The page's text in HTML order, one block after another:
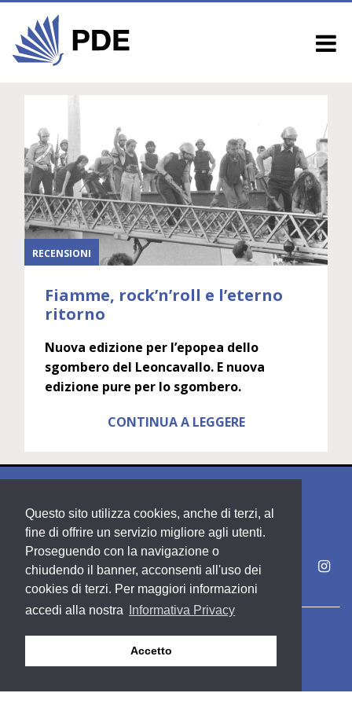
Questo sito utilizza cookies, anche di terzi, al
fine di offrire un servizio migliore agli utenti.
Proseguendo con la navigazione o
chiudendo il banner, acconsenti all'uso dei
cookies di terzi. Per maggiori informazioni
accedi alla nostra
Informativa Privacy
Accetto
RECENSIONI
Fiamme, rock’n’roll e l’eterno
ritorno
Nuova edizione per l’epopea dello
sgombero del Leoncavallo. E nuova
edizione pure per lo sgombero.
CONTINUA A LEGGERE
Copyright PDE srl società del Gruppo Feltrinelli S. p. A.
Area riservata Privacy & Policy